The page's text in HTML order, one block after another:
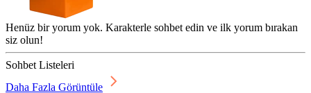
Henüz bir yorum yok. Karakterle sohbet edin ve ilk yorum bırakan
siz olun!
Sohbet Listeleri
Daha Fazla Görüntüle